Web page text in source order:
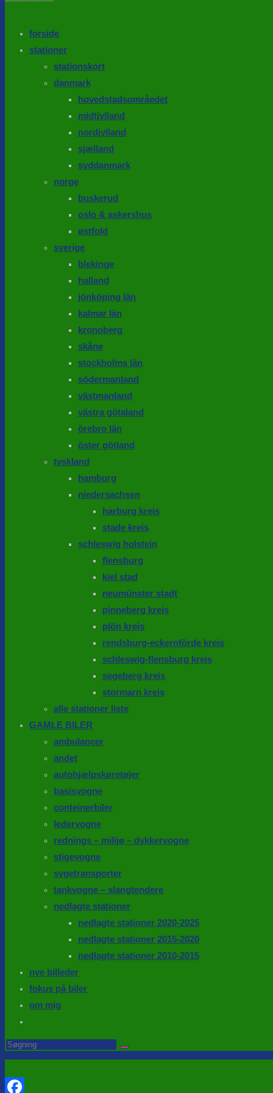
forside
stationer
stationskort
danmark
hovedstadsområedet
midtjylland
nordjylland
sjælland
syddanmark
norge
buskerud
oslo & askershus
østfold
sverige
blekinge
halland
jönköping län
kalmar län
kronoberg
skåne
stockholms län
södermanland
västmanland
västra götaland
örebro län
öster götland
tyskland
hamburg
niedersachsen
harburg kreis
stade kreis
schleswig holstein
flensburg
kiel stad
neumünster stadt
pinneberg kreis
plön kreis
rendsburg-eckernförde kreis
schleswig-flensburg kreis
segeberg kreis
stormarn kreis
alle stationer liste
GAMLE BILER
ambulancer
andet
autohjælpskøretøjer
basisvogne
conteinerbiler
ledervogne
rednings – milijø – dykkervogne
stigevogne
sygetransporter
tankvogne – slangtendere
nedlagte stationer
nedlagte stationer 2020-2025
nedlagte stationer 2015-2020
nedlagte stationer 2010-2015
nye billeder
fokus på biler
om mig
website
search
Search
this
website